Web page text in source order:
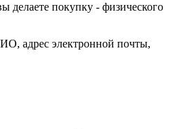
делаете покупку - физического
адрес электронной почты,